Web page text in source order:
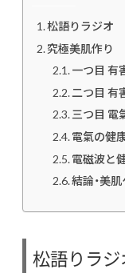
松語りラジオ
究極美肌作り
一つ目 有
二つ目 有
三つ目 電
電氣の健
電磁波と
結論・美
松語りラジ